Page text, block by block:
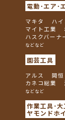
電動･エア･
マキタ ハ
マイト工業
ハスクバーナ
などなど
園芸工具
アルス 岡恒
カネコ総業
などなど
作業工具･
ヤモンドホ